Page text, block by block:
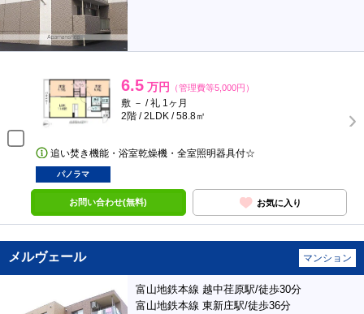
6.5 万円 （管理費等5,000円）
敷 － / 礼 1ヶ月
2階 / 2LDK / 58.8㎡
追い焚き機能・浴室乾燥機・全室照明器具付☆
パノラマ
お問い合わせ(無料) お気に入り
メルヴェール マンション
富山地鉄本線 越中荏原駅/徒歩30分
富山地鉄本線 東新庄駅/徒歩36分